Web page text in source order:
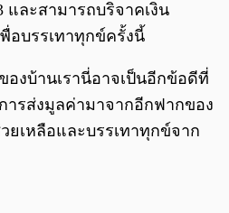
และสามารถบริจาคเงิน
อบรรเทาทุกข์ครั้งนี้
งบ้านเรานี่อาจเป็นอีกข้อดีที่
ารส่งมูลค่ามาจากอีกฟากของ
ยเหลือและบรรเทาทุกข์จาก